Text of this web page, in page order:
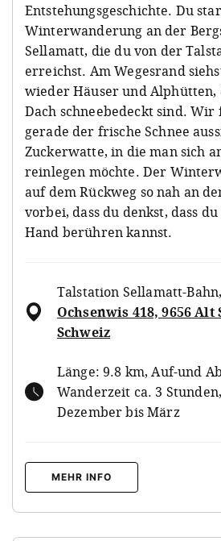
Entstehungsgeschichte. Du
Winterwanderung an der
Sellamatt, die du von der
erreichst. Am Wegesrand
wieder Häuser und Alphütten,
Dach schneebedeckt sind. Wir
gerade der frische Schnee
Zuckerwatte, in die man sich
reinlegen möchte. Der
auf dem Rückweg so nah an
vorbei, dass du denkst, dass
Hand berühren kannst.
Talstation Sellamatt-Bahn,
Ochsenwis 418, 9656 Alt
Schweiz
Länge: 9.8 km, Auf-und
Wanderzeit ca. 3
Dezember bis März
MEHR INFO